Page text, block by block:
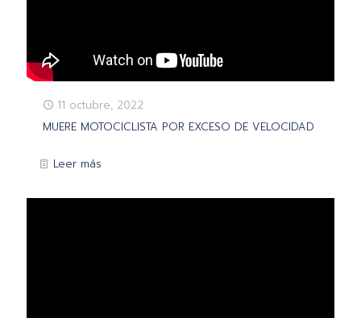
11 octubre, 2022
MUERE MOTOCICLISTA POR EXCESO DE VELOCIDAD
Leer más